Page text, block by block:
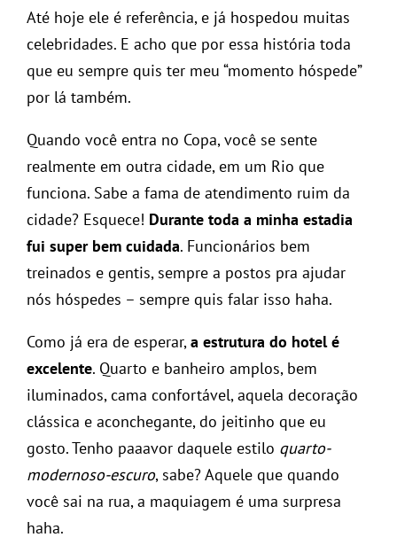
Até hoje ele é referência, e já hospedou muitas
celebridades. E acho que por essa história toda
que eu sempre quis ter meu “momento hóspede”
por lá também.
Quando você entra no Copa, você se sente
realmente em outra cidade, em um Rio que
funciona. Sabe a fama de atendimento ruim da
cidade? Esquece! Durante toda a minha estadia
fui super bem cuidada. Funcionários bem
treinados e gentis, sempre a postos pra ajudar
nós hóspedes – sempre quis falar isso haha.
Como já era de esperar,a estrutura do hotel é
excelente. Quarto e banheiro amplos, bem
iluminados, cama confortável, aquela decoração
clássica e aconchegante, do jeitinho que eu
gosto. Tenho paaavor daquele estilo quarto-
modernoso-escuro, sabe? Aquele que quando
você sai na rua, a maquiagem é uma surpresa
haha.